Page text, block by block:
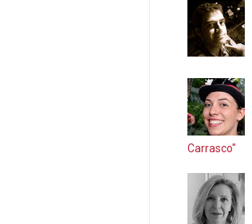
Carrasco"